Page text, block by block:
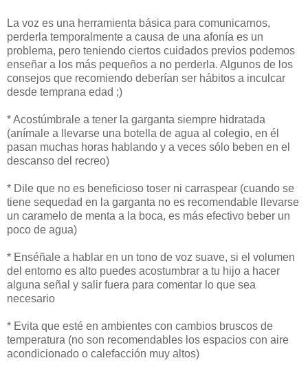
La voz es una herramienta básica para comunicarnos,
perderla temporalmente a causa de una afonía es un
problema, pero teniendo ciertos cuidados previos podemos
enseñar a los más pequeños a no perderla. Algunos de los
consejos que recomiendo deberían ser hábitos a inculcar
desde temprana edad ;)
* Acostúmbrale a tener la garganta siempre hidratada
(anímale a llevarse una botella de agua al colegio, en él
pasan muchas horas hablando y a veces sólo beben en el
descanso del recreo)
* Dile que no es beneficioso toser ni carraspear (cuando se
tiene sequedad en la garganta no es recomendable llevarse
un caramelo de menta a la boca, es más efectivo beber un
poco de agua)
* Enséñale a hablar en un tono de voz suave, si el volumen
del entorno es alto puedes acostumbrar a tu hijo a hacer
alguna señal y salir fuera para comentar lo que sea
necesario
* Evita que esté en ambientes con cambios bruscos de
temperatura (no son recomendables los espacios con aire
acondicionado o calefacción muy altos)